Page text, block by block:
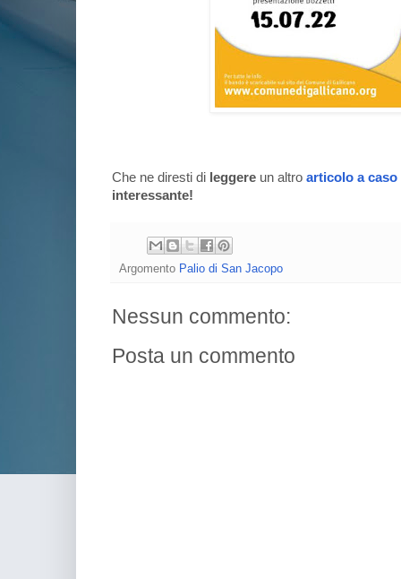
Che ne diresti di leggere un altro articolo a caso
interessante!
Argomento Palio di San Jacopo
Nessun commento:
Posta un commento